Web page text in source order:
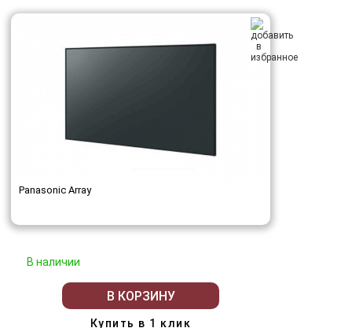
Panasonic Array
В наличии
В КОРЗИНУ
Купить в 1 клик